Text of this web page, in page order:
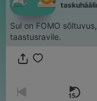
Sul on FOMO
taastusravile.